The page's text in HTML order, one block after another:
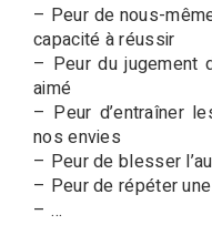
– Peur de nous-
capacité à réussir
– Peur du jugement
aimé
– Peur d’entraîner
nos envies
– Peur de blesser
– Peur de répéter
– …